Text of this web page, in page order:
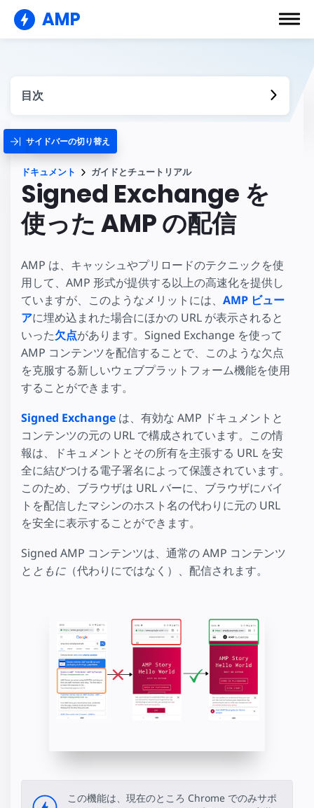
AMP
目次
サイドバーの切り替え
ドキュメント ガイドとチュートリアル
Signed Exchange を
使った AMP の配信
AMP は、キャッシュやプリロードのテクニックを使
用して、AMP 形式が提供する以上の高速化を提供し
ていますが、このようなメリットには、 AMP ビュー
アに埋め込まれた場合にほかの URL が表示されると
いった欠点があります。Signed Exchange を使って
AMP コンテンツを配信することで、このような欠点
を克服する新しいウェブプラットフォーム機能を使用
することができます。
Signed Exchange は、有効な AMP ドキュメントと
コンテンツの元の URL で構成されています。この情
報は、ドキュメントとその所有を主張する URL を安
全に結びつける電子署名によって保護されています。
このため、ブラウザは URL バーに、ブラウザにバイ
トを配信したマシンのホスト名の代わりに元の URL
を安全に表示することができます。
Signed AMP コンテンツは、通常の AMP コンテンツ
と ともに （代わりにではなく）、配信されます。
この機能は、現在のところ Chrome でのみサポ